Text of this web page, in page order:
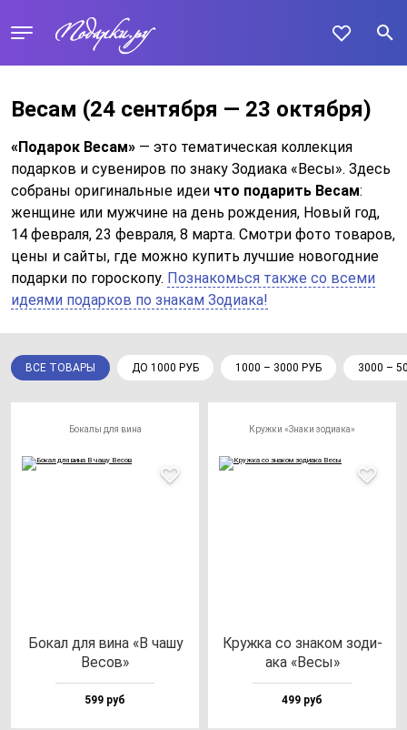
Весам (24 сентября — 23 октября)
«Подарок Весам» — это тематическая коллекция
подарков и сувениров по знаку Зодиака «Весы». Здесь
собраны оригинальные идеи что подарить Весам:
женщине или мужчине на день рождения, Новый год,
14 февраля, 23 февраля, 8 марта. Смотри фото товаров,
цены и сайты, где можно купить лучшие новогодние
подарки по гороскопу. Познакомься также со всеми
идеями подарков по знакам Зодиака!
ВСЕ ТОВАРЫ ДО 1000 РУБ 1000 – 3000 РУБ 3000 –
Бокалы для вина
Бокал для ви­на «В ча­шу
Весов»
599 руб
Кружки «Знаки зодиака»
Круж­ка со зна­ком зо­ди­
ака «Весы»
499 руб